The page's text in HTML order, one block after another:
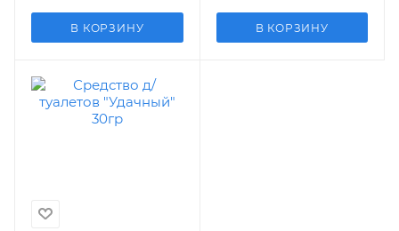
В КОРЗИНУ В КОРЗИНУ